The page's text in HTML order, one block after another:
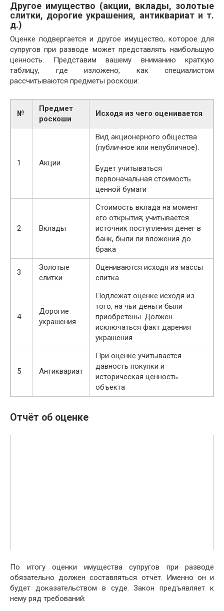
Другое имущество (акции, вклады, золотые
слитки, дорогие украшения, антиквариат и т.
д.)
Оценке подвергается и другое имущество, которое для
супругов при разводе может представлять наибольшую
ценность. Представим вашему вниманию краткую
таблицу, где изложено, как специалистом
рассчитываются предметы роскоши:
№
Предмет
роскоши
Исходя из чего оценивается
1 Акции
Вид акционерного общества
(публичное или непубличное).
Будет учитываться
первоначальная стоимость
ценной бумаги
2 Вклады
Стоимость вклада на момент
его открытия; учитывается
источник поступления денег в
банк, были ли вложения до
брака
3
Золотые
слитки
Оцениваются исходя из массы
слитка
4
Дорогие
украшения
Подлежат оценке исходя из
того, на чьи деньги были
приобретены. Должен
исключаться факт дарения
украшения
5 Антиквариат
При оценке учитывается
давность покупки и
историческая ценность
объекта
Отчёт об оценке
По итогу оценки имущества супругов при разводе
обязательно должен составляться отчёт. Именно он и
будет доказательством в суде. Закон предъявляет к
нему ряд требований: